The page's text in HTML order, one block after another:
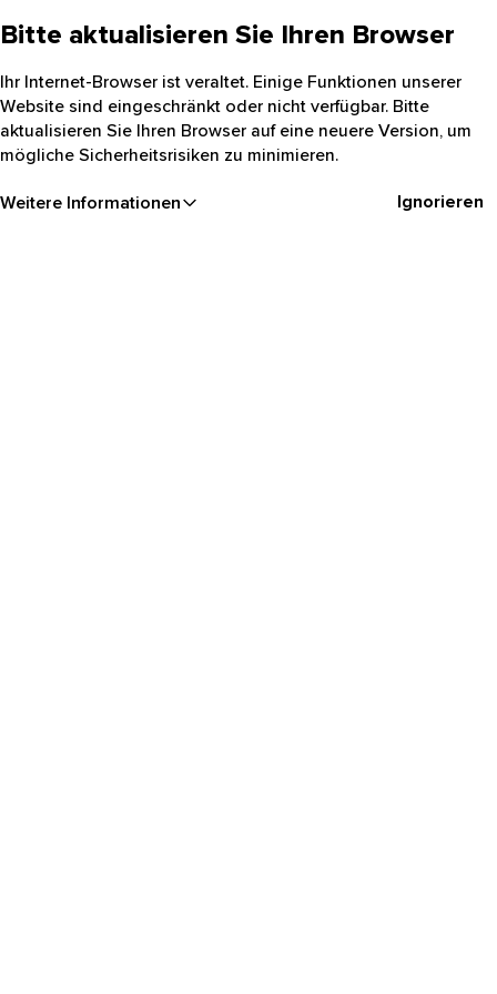
Bitte aktualisieren Sie Ihren Browser
Ihr Internet-Browser ist veraltet. Einige Funktionen unserer
Website sind eingeschränkt oder nicht verfügbar. Bitte
aktualisieren Sie Ihren Browser auf eine neuere Version, um
mögliche Sicherheitsrisiken zu minimieren.
Weitere Informationen Ignorieren